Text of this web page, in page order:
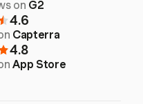
on G2
4.6
Capterra
4.8
App Store